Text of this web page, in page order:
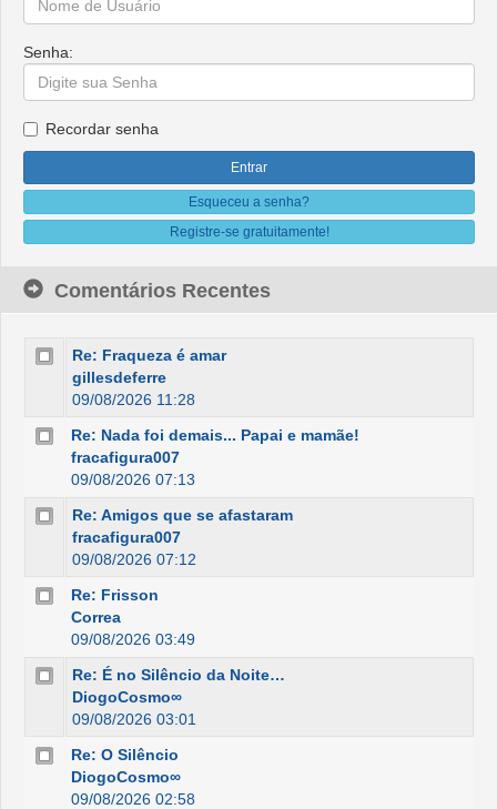
Senha:
Recordar senha
Esqueceu a senha?
Registre-se gratuitamente!
Comentários Recentes
Re: Fraqueza é amar
gillesdeferre
09/08/2026 11:28
Re: Nada foi demais... Papai e mamãe!
fracafigura007
09/08/2026 07:13
Re: Amigos que se afastaram
fracafigura007
09/08/2026 07:12
Re: Frisson
Correa
09/08/2026 03:49
Re: É no Silêncio da Noite…
DiogoCosmo∞
09/08/2026 03:01
Re: O Silêncio
DiogoCosmo∞
09/08/2026 02:58